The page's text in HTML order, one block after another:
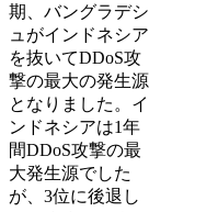
期、バングラデシ
ュがインドネシア
を抜いてDDoS攻
撃の最大の発生源
となりました。イ
ンドネシアは1年
間DDoS攻撃の最
大発生源でした
が、3位に後退し